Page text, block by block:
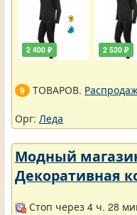
2 400 ₽ 2 520 ₽
9 ТОВАРОВ.
Орг: Леда
Модный
Декоративная
Стоп через 4 ч. 28